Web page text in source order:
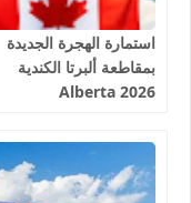
استمارة الهجرة الجديدة
بمقاطعة ألبرتا الكندية
Alberta 2026